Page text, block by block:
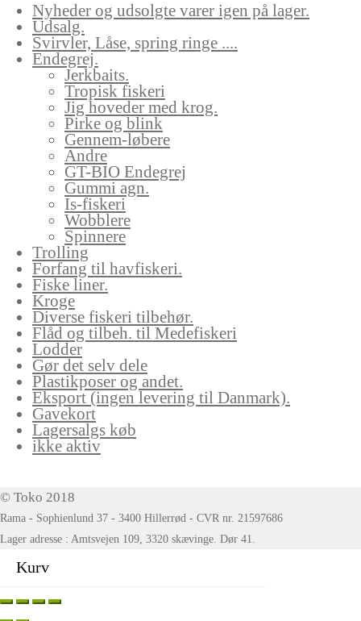
Nyheder og udsolgte varer igen på lager.
Udsalg.
Svirvler, Låse, spring ringe ....
Endegrej.
Jerkbaits.
Tropisk fiskeri
Jig hoveder med krog.
Pirke og blink
Gennem-løbere
Andre
GT-BIO Endegrej
Gummi agn.
Is-fiskeri
Wobblere
Spinnere
Trolling
Forfang til havfiskeri.
Fiske liner.
Kroge
Diverse fiskeri tilbehør.
Flåd og tilbeh. til Medefiskeri
Lodder
Gør det selv dele
Plastikposer og andet.
Eksport (ingen levering til Danmark).
Gavekort
Lagersalgs køb
ikke aktiv
© Toko 2018
Rama - Sophienlund 37 - 3400 Hillerrød - CVR nr. 21597686
Lager adresse : Amtsvejen 109, 3320 skævinge. Dør 41.
Kurv